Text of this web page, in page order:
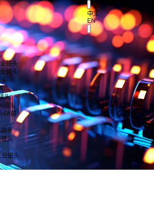
镜头
镜头
头
头
镜头
FA镜
镜头
头
业镜头
中文
EN